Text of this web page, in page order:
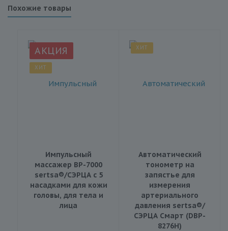
Похожие товары
АКЦИЯ
ХИТ
Импульсный
массажер BP-7000
sertsa®/СЭРЦА с 5
насадками для кожи
головы, для тела и
лица
ХИТ
Автоматический
тонометр на
запястье для
измерения
артериального
давления sertsa®/
СЭРЦА Смарт (DBP-
8276H)